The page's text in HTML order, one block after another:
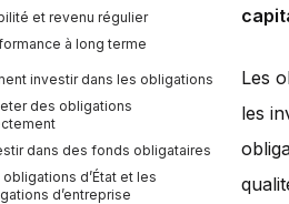
et revenu régulier
à long terme
investir dans les obligations
des obligations
dans des fonds obligataires
d’État et les
d’entreprise
Les
les